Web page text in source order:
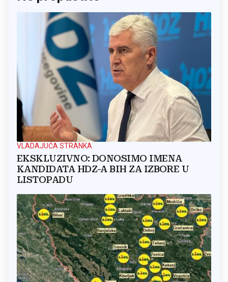
VLADAJUĆA STRANKA
EKSKLUZIVNO: DONOSIMO IMENA
KANDIDATA HDZ-A BIH ZA IZBORE U
LISTOPADU